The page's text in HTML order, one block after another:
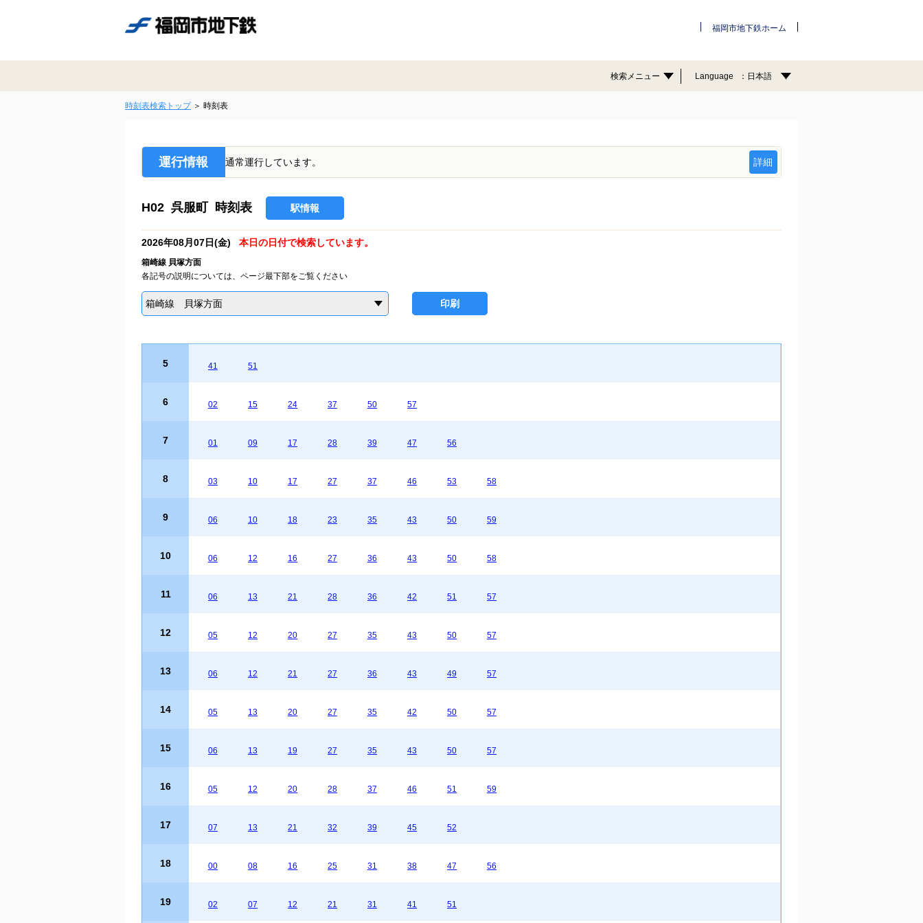
福岡市地下鉄ホーム
検索メニュー Language 日本語
時刻表検索トップ 時刻表
運行情報 通常運行しています。 詳細
H02 呉服町 時刻表 駅情報
2026年08月07日(金) 本日の日付で検索しています。
箱崎線 貝塚方面
各記号の説明については、ページ最下部をご覧ください
箱崎線 貝塚方面 印刷
5 41 51
6 02 15 24 37 50 57
7 01 09 17 28 39 47 56
8 03 10 17 27 37 46 53 58
9 06 10 18 23 35 43 50 59
10 06 12 16 27 36 43 50 58
11 06 13 21 28 36 42 51 57
12 05 12 20 27 35 43 50 57
13 06 12 21 27 36 43 49 57
14 05 13 20 27 35 42 50 57
15 06 13 19 27 35 43 50 57
16 05 12 20 28 37 46 51 59
17 07 13 21 32 39 45 52
18 00 08 16 25 31 38 47 56
19 02 07 12 21 31 41 51